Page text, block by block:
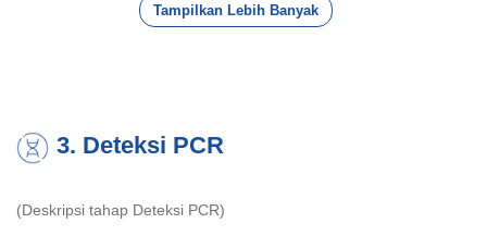
Tampilkan Lebih Banyak
3. Deteksi PCR
(Deskripsi tahap Deteksi PCR)